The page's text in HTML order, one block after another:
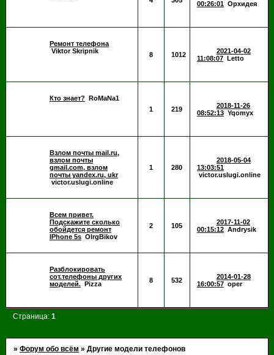
00:26:01 Орхидея
Ремонт телефона
Viktor Skripnik
8 1012
2021-04-02
11:08:07
Letto
Кто знает?
RoMaNa1
1
219
2018-11-26
08:52:13 Yqomyx
Взлом почты mail.ru,
взлом почты
gmail.com, взлом
почты yandex.ru, ukr
victor.uslugi.online
1 280
2018-05-04
13:03:51
victor.uslugi.online
Всем привет.
Подскажите сколько
обойдется ремонт
IPhone 5s OlrgBikov
2 105
2017-11-02
00:15:12 Andrysik
Разблокировать
сот.телефоны других
моделей.
Pizza 8 532
2014-01-28
16:00:57 oper
Страница:1
»Форум обо всём »Другие модели телефонов